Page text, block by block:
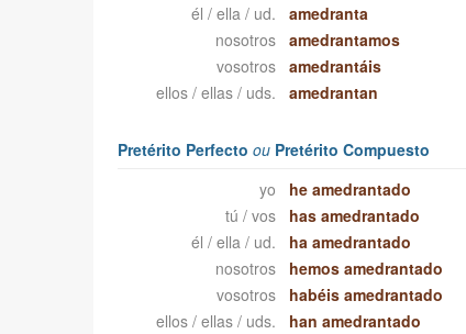
él / ella / ud.
amedranta
nosotros
amedrantamos
vosotros
amedrantáis
ellos / ellas / uds.
amedrantan
Pretérito Perfecto ouPretérito Compuesto
yo
he amedrantado
tú / vos
has amedrantado
él / ella / ud.
ha amedrantado
nosotros
hemos amedrantado
vosotros
habéis amedrantado
ellos / ellas / uds.
han amedrantado